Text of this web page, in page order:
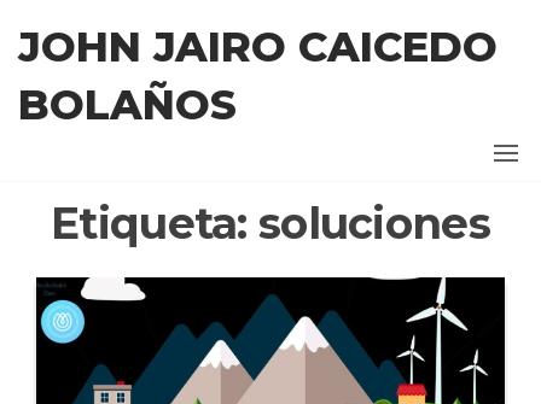
JOHN JAIRO CAICEDO
BOLAÑOS
Etiqueta: soluciones